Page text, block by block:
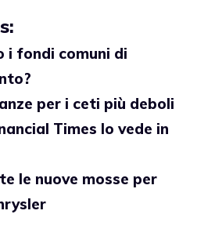
i fondi comuni di
per i ceti più deboli
Times lo vede in
le nuove mosse per